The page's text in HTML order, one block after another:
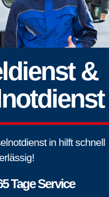
&
in hilft schnell
Tage Service